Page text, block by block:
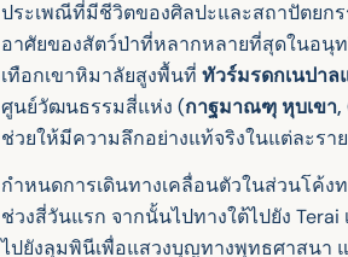
ประเพณีที่มีชีวิตของศิลปะและสถาปัตยก
อาศัยของสัตว์ป่าที่หลากหลายที่สุดในอนุ
เทือกเขาหิมาลัยสูงพื้นที่ ทัวร์มรดกเนปา
ศูนย์วัฒนธรรมสี่แห่ง (กาฐมาณฑุ หุบเขา,
ช่วยให้มีความลึกอย่างแท้จริงในแต่ละรา
กำหนดการเดินทางเคลื่อนตัวในส่วนโค้
ช่วงสี่วันแรก จากนั้นไปทางใต้ไปยัง
ไปยังลุมพินีเพื่อแสวงบุญทางพุทธศาสนา